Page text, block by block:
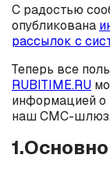
С радостью
опубликована
рассылок с
Теперь все
RUBITIME.RU
информацией о
наш СМС-